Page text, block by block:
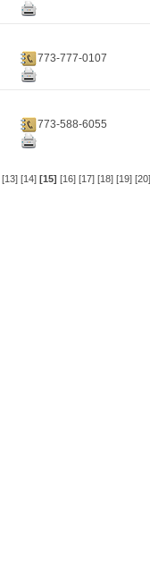
773-777-0107
773-588-6055
[13] [14] [15] [16] [17] [18] [19] [20]